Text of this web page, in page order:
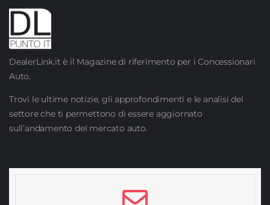
DealerLink.it è il Magazine di riferimento per i Concessionari
Auto.
Trovi le ultime notizie, gli approfondimenti e le analisi del
settore che ti permettono di essere aggiornato
sull’andamento del mercato auto.